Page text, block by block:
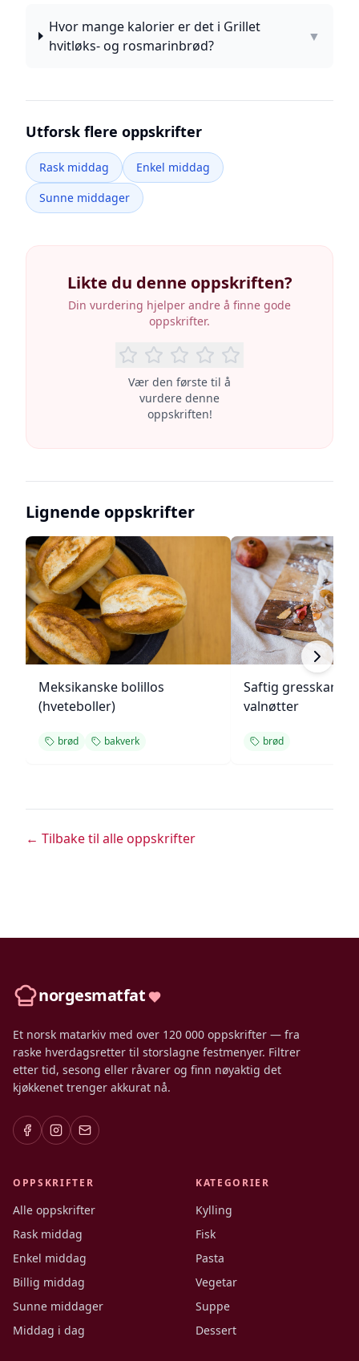
Hvor mange kalorier er det i Grillet
hvitløks- og rosmarinbrød?
▼
Utforsk flere oppskrifter
Rask middag
Enkel middag
Sunne middager
Likte du denne oppskriften?
Din vurdering hjelper andre å finne gode
oppskrifter.
Vær den første til å
vurdere denne
oppskriften!
Lignende oppskrifter
Meksikanske bolillos
(hveteboller)
brød bakverk
Saftig
valnøtter
brød
← Tilbake til alle oppskrifter
norgesmatfat
Et norsk matarkiv med over 120 000 oppskrifter — fra
raske hverdagsretter til storslagne festmenyer. Filtrer
etter tid, sesong eller råvarer og finn nøyaktig det
kjøkkenet trenger akkurat nå.
OPPSKRIFTER
Alle oppskrifter
Rask middag
Enkel middag
Billig middag
Sunne middager
Middag i dag
KATEGORIER
Kylling
Fisk
Pasta
Vegetar
Suppe
Dessert